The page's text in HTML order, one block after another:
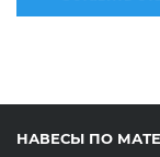
НАВЕСЫ ПО